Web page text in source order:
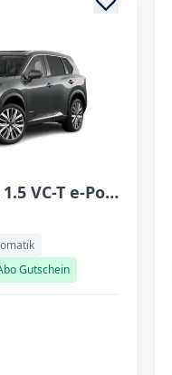
Nissan X-TRAIL 1.5 VC-T e-Power
Gutschein